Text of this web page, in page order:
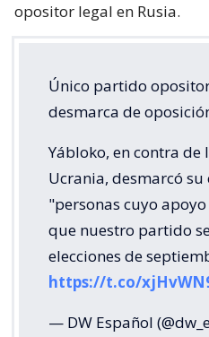
opositor legal en Rusia.
Único partido
desmarca de
Yábloko, en contra de
Ucrania, desmarcó
"personas cuyo
que nuestro partido
elecciones de
https://t.co/
— DW Español